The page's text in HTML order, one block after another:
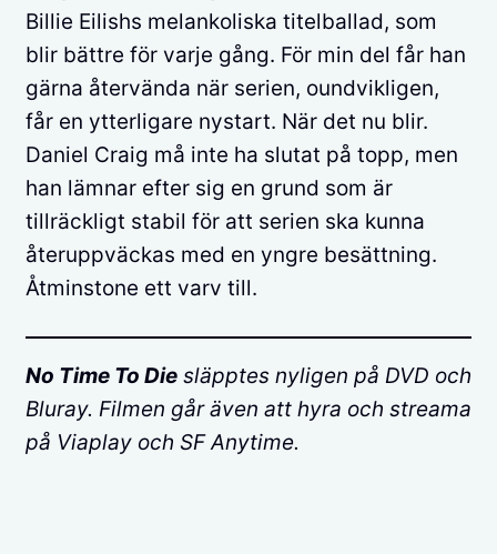
Billie Eilishs melankoliska titelballad, som
blir bättre för varje gång. För min del får han
gärna återvända när serien, oundvikligen,
får en ytterligare nystart. När det nu blir.
Daniel Craig må inte ha slutat på topp, men
han lämnar efter sig en grund som är
tillräckligt stabil för att serien ska kunna
återuppväckas med en yngre besättning.
Åtminstone ett varv till.
No Time To Die släpptes nyligen på DVD och
Bluray. Filmen går även att hyra och streama
på Viaplay och SF Anytime.